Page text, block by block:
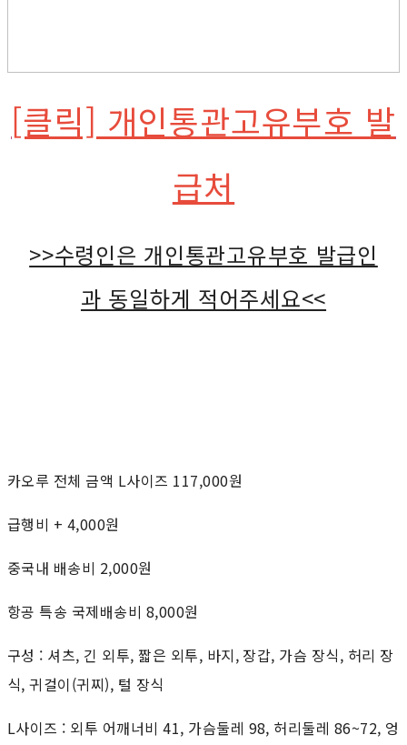
[클릭] 개인통관고유부호 발
급처
>>수령인은 개인통관고유부호 발급인
과 동일하게 적어주세요<<
카오루 전체 금액 L사이즈 117,000원
급행비 + 4,000원
중국내 배송비 2,000원
항공 특송 국제배송비 8,000원
구성 : 셔츠, 긴 외투, 짧은 외투, 바지, 장갑, 가슴 장식, 허리 장
식, 귀걸이(귀찌), 털 장식
L사이즈 : 외투 어깨너비 41, 가슴둘레 98, 허리둘레 86~72, 엉